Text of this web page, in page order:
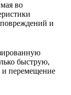
во
и
быструю,
и перемещение